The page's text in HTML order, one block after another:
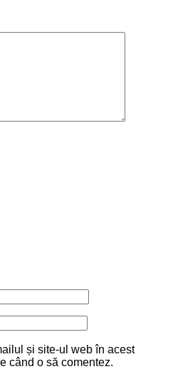
și site-ul web în acest
când o să comentez.